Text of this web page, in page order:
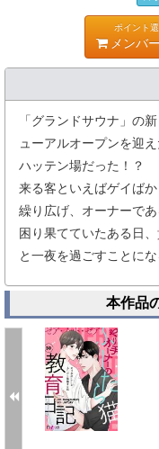
ポイント
メンバ
「グランドサウナ」の
ューアルオープンを迎
ハッテン場だった！？
来る客といえばゲイば
繰り広げ、オーナーで
困り果てていたある日
と一夜を過ごすことに
本作品